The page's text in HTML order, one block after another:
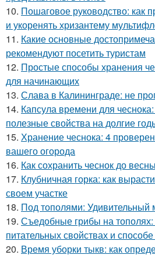
10. Пошаговое руководство: как
и укоренять хризантему
11. Какие основные
рекомендуют посетить туристам
12. Простые способы хранения
для начинающих
13. Слава в Калининграде: не
14. Капсула времени для чеснока:
полезные свойства на долгие
15. Хранение чеснока: 4
вашего огорода
16. Как сохранить чеснок до
17. Клубничная горка: как
своем участке
18. Под тополями: Удивительный
19. Съедобные грибы на тополях:
питательных свойствах и
20. Время уборки тыкв: как